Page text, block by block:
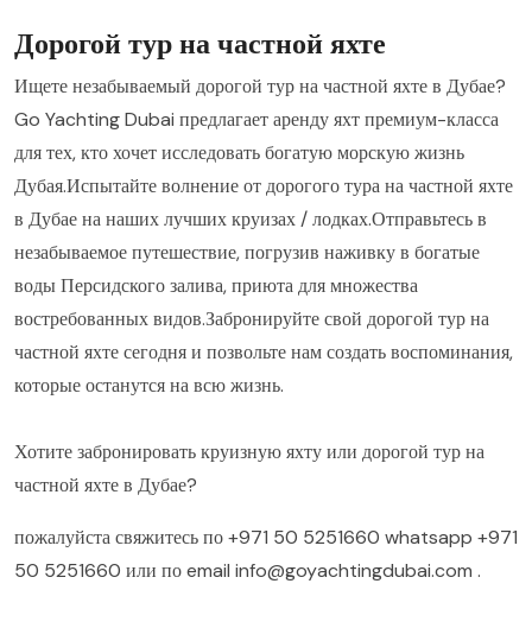
Дорогой тур на частной яхте
Ищете незабываемый дорогой тур на частной яхте в Дубае?
Go Yachting Dubai предлагает аренду яхт премиум-класса
для тех, кто хочет исследовать богатую морскую жизнь
Дубая.Испытайте волнение от дорогого тура на частной яхте
в Дубае на наших лучших круизах / лодках.Отправьтесь в
незабываемое путешествие, погрузив наживку в богатые
воды Персидского залива, приюта для множества
востребованных видов.Забронируйте свой дорогой тур на
частной яхте сегодня и позвольте нам создать воспоминания,
которые останутся на всю жизнь.
Хотите забронировать круизную яхту или дорогой тур на
частной яхте в Дубае?
пожалуйста свяжитесь по+971 50 5251660 whatsapp +971
50 5251660 или по email info@goyachtingdubai.com .